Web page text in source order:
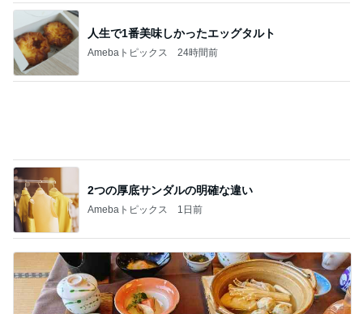
人生で1番美味しかったエッグタルト
Amebaトピックス 24時間前
2つの厚底サンダルの明確な違い
Amebaトピックス 1日前